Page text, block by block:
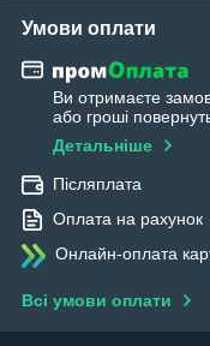
Умови оплати
Ви отримаєте
або гроші
Детальніше
Післяплата
Оплата на рахунок
Онлайн-оплата
Всі умови оплати